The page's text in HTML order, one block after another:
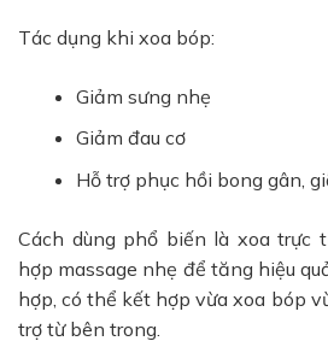
Tác dụng khi xoa bóp:
Giảm sưng nhẹ
Giảm đau cơ
Hỗ trợ phục hồi bong gân,
Cách dùng phổ biến là xoa trực
hợp massage nhẹ để tăng hiệu
hợp, có thể kết hợp vừa xoa bóp
trợ từ bên trong.